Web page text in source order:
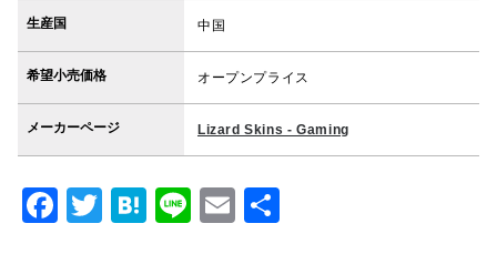
生産国 中国
希望小売価格 オープンプライス
メーカーページ Lizard Skins - Gaming
F
T
H
Li
E